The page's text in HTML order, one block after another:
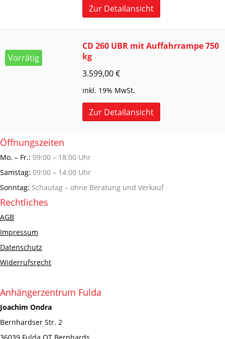
Zur Detailansicht
Vorrätig
CD 260 UBR mit Auffahrrampe 750
kg
3.599,00€
inkl. 19% MwSt.
Zur Detailansicht
Öffnungszeiten
Mo. – Fr.: 09:00 – 18:00 Uhr
Samstag: 09:00 – 14:00 Uhr
Sonntag: Schautag – ohne Beratung und Verkauf
Rechtliches
AGB
Impressum
Datenschutz
Widerrufsrecht
Anhängerzentrum Fulda
Joachim Ondra
Bernhardser Str. 2